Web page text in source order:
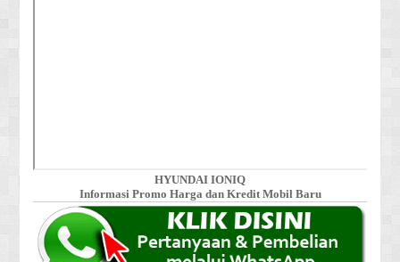
HYUNDAI IONIQ
Informasi Promo Harga dan Kredit Mobil Baru